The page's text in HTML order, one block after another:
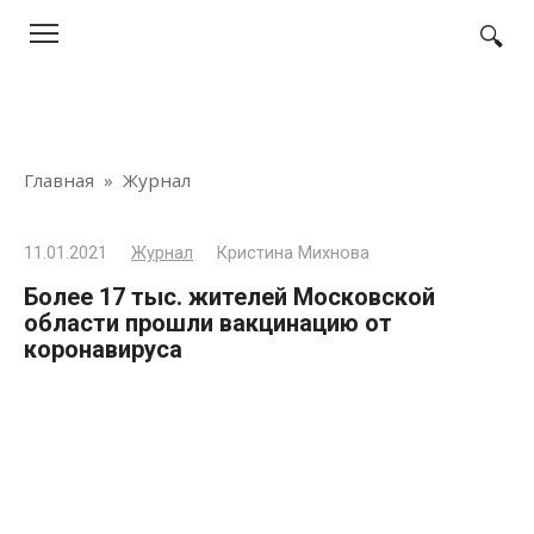
Главная » Журнал
11.01.2021 Журнал Кристина Михнова
Более 17 тыс. жителей Московской
области прошли вакцинацию от
коронавируса